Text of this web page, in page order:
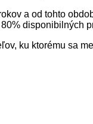
a od tohto
disponibilných
ku ktorému sa